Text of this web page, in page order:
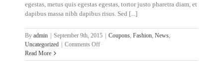
egestas, metus quis egestas egestas, tortor justo pharetra diam, et
dapibus massa nibh dapibus risus. Sed [...]
By admin September 9th, 2015 Coupons, Fashion, News,
Uncategorized
Comments Offon
aliquet
Read More